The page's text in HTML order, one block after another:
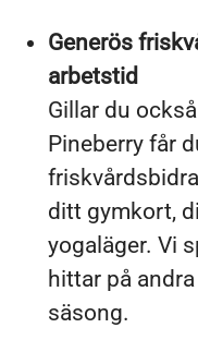
Generös
arbetstid
Gillar du
Pineberry får
ditt gymkort,
yogaläger. Vi
hittar på
säsong.